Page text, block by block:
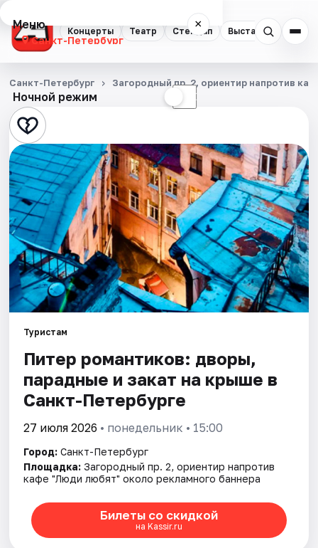
Концерты Театр Стендап Выставки
Меню ×
Санкт-Петербург
Концерты
Театр
Стендап
Выставки
Квесты
Экскурсии
Спорт
События
Города
Площадки
Артисты
Рейтинги
Ночной режим ☾
Санкт-Петербург Загородный пр. 2, ориентир напротив
Туристам
Питер романтиков: дворы,
парадные и закат на крыше в
Санкт-Петербурге
27 июля 2026 • понедельник • 15:00
Город: Санкт-Петербург
Площадка: Загородный пр. 2, ориентир напротив
кафе "Люди любят" около рекламного баннера
Билеты со скидкой
на Kassir.ru